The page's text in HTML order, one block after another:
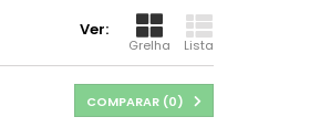
Ver:
Grelha Lista
COMPARAR (0)